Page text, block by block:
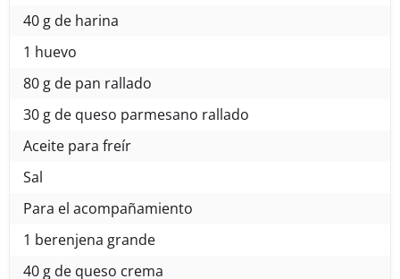
40 g de harina
1 huevo
80 g de pan rallado
30 g de queso parmesano rallado
Aceite para freír
Sal
Para el acompañamiento
1 berenjena grande
40 g de queso crema